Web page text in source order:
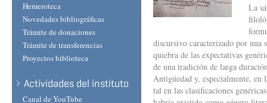
Hemeroteca
Novedades bibliográficas
Trámite de donaciones
Trámite de transferencias
Proyectos biblioteca
Actividades del instituto
Canal de YouTube
La
discursivo caracterizado por una
quiebra de las expectativas
de una tradición de larga
Antigüedad y, especialmente,
tal en las clasificaciones